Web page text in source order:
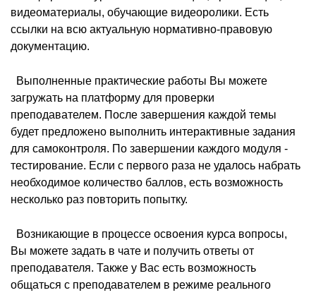
видеоматериалы, обучающие видеоролики. Есть
ссылки на всю актуальную нормативно-правовую
документацию.
 Выполненные практические работы Вы можете
загружать на платформу для проверки
преподавателем. После завершения каждой темы
будет предложено выполнить интерактивные задания
для самоконтроля. По завершении каждого модуля -
тестирование. Если с первого раза не удалось набрать
необходимое количество баллов, есть возможность
несколько раз повторить попытку.
 Возникающие в процессе освоения курса вопросы,
Вы можете задать в чате и получить ответы от
преподавателя. Также у Вас есть возможность
общаться с преподавателем в режиме реального